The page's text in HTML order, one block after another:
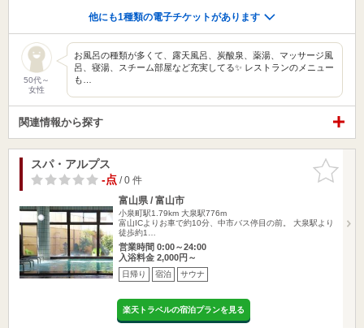
他にも1種類の電子チケットがあります
50代～
女性
お風呂の種類が多くて、露天風呂、炭酸泉、薬湯、マッサージ風
呂、寝湯、スチーム部屋など充実してる✨ レストランのメニュー
も…
関連情報から探す
お気に入
りに追加
スパ・アルプス
-点/ 0 件
富山県 / 富山市
小泉町駅1.79km 大泉駅776m
富山ICよりお車で約10分、中市バス停目の前。 大泉駅より
徒歩約1…
営業時間 0:00～24:00
入浴料金 2,000円～
日帰り 宿泊 サウナ
楽天トラベルの宿泊プランを見る